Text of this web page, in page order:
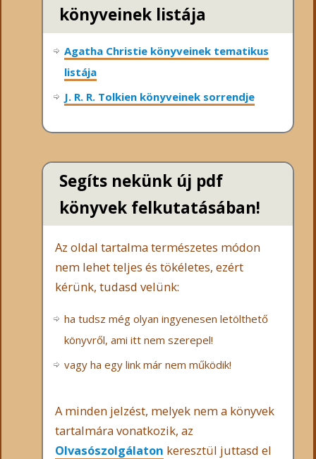
könyveinek listája
Agatha Christie könyveinek tematikus
listája
J. R. R. Tolkien könyveinek sorrendje
Segíts nekünk új pdf
könyvek felkutatásában!
Az oldal tartalma természetes módon
nem lehet teljes és tökéletes, ezért
kérünk, tudasd velünk:
ha tudsz még olyan ingyenesen letölthető
könyvről, ami itt nem szerepel!
vagy ha egy link már nem működik!
A minden jelzést, melyek nem a könyvek
tartalmára vonatkozik, az
Olvasószolgálaton keresztül juttasd el